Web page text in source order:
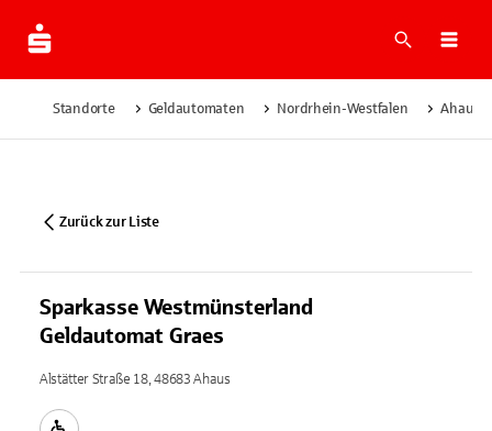
Suche
Standorte Geldautomaten Nordrhein-Westfalen Ahaus
Zurück zur Liste
Sparkasse Westmünsterland
Geldautomat Graes
Alstätter Straße 18, 48683 Ahaus